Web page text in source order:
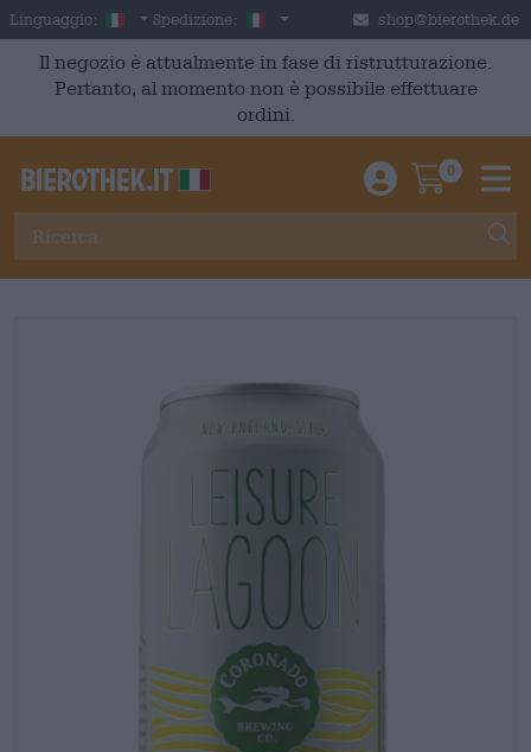
Skip to main content
Linguaggio: Italian
Spedizione: Italia shop@bierothek.de
Il negozio è attualmente in fase di ristrutturazione.
Pertanto, al momento non è possibile effettuare
ordini.
Einloggen /
0